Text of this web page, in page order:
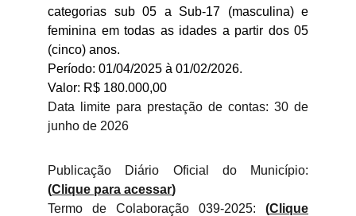
categorias sub 05 a Sub-17 (masculina) e
feminina em todas as idades a partir dos 05
(cinco) anos.
Período: 01/04/2025 à 01/02/2026.
Valor: R$ 180.000,00
Data limite para prestação de contas: 30 de
junho de 2026
Publicação Diário Oficial do Município:
(Clique para acessar)
Termo de Colaboração 039-2025: (Clique